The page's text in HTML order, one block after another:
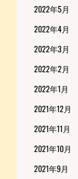
2022年5月
2022年4月
2022年3月
2022年2月
2022年1月
2021年12月
2021年11月
2021年10月
2021年9月